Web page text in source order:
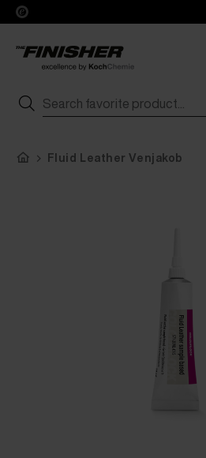
Fluid Leather Venjakob